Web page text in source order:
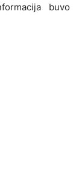
buvo